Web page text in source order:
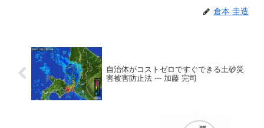
倉本 圭造
自治体がコストゼロですぐできる土砂災
害被害防止法 --- 加藤 完司